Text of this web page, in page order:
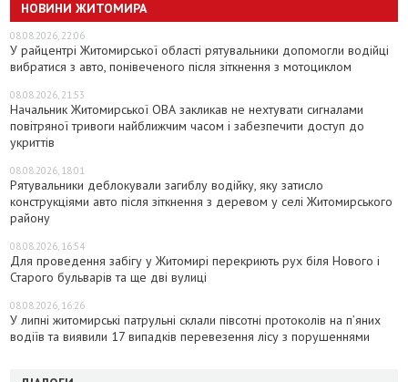
НОВИНИ ЖИТОМИРА
08.08.2026, 22:06
У райцентрі Житомирської області рятувальники допомогли водійці
вибратися з авто, понівеченого після зіткнення з мотоциклом
08.08.2026, 21:53
Начальник Житомирської ОВА закликав не нехтувати сигналами
повітряної тривоги найближчим часом і забезпечити доступ до
укриттів
08.08.2026, 18:01
Рятувальники деблокували загиблу водійку, яку затисло
конструкціями авто після зіткнення з деревом у селі Житомирського
району
08.08.2026, 16:54
Для проведення забігу у Житомирі перекриють рух біля Нового і
Старого бульварів та ще дві вулиці
08.08.2026, 16:26
У липні житомирські патрульні склали півсотні протоколів на пʼяних
водіїв та виявили 17 випадків перевезення лісу з порушеннями